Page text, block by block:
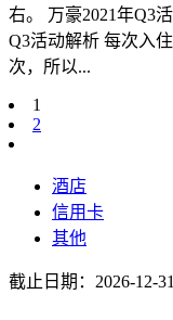
右。 万豪2021年Q3
Q3活动解析 每次入
次，所以...
1
2
酒店
信用卡
其他
截止日期：2026-12-